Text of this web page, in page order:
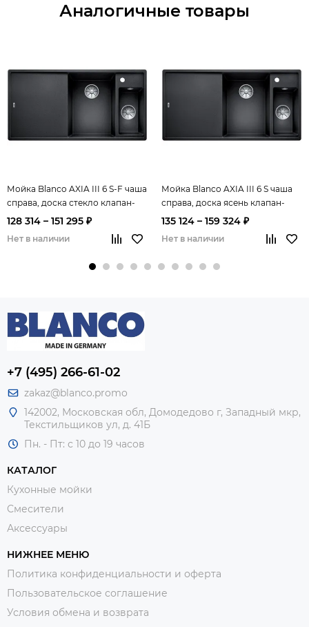
Аналогичные товары
Мойка Blanco AXIA III 6 S-F чаша
справа, доска стекло клапан-
автомат InFino®
128 314 – 151 295 ₽
Нет в наличии
Мойка Blanco AXIA III 6 S чаша
справа, доска ясень клапан-
автомат InFino®
135 124 – 159 324 ₽
Нет в наличии
+7 (495) 266-61-02
zakaz@blanco.promo
142002, Московская обл, Домодедово г, Западный мкр,
Текстильщиков ул, д. 41Б
Пн. - Пт: с 10 до 19 часов
КАТАЛОГ
Кухонные мойки
Смесители
Аксессуары
НИЖНЕЕ МЕНЮ
Политика конфиденциальности и оферта
Пользовательское соглашение
Условия обмена и возврата